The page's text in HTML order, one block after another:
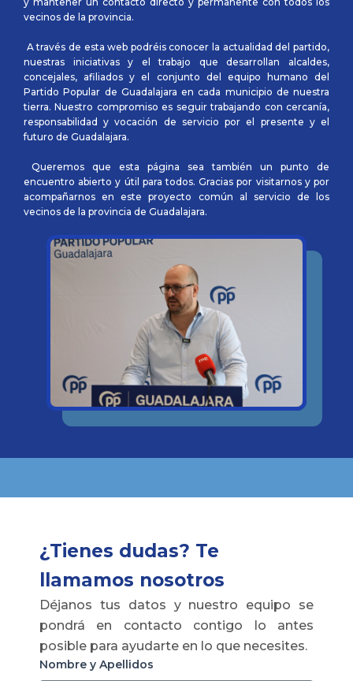
vecinos de la provincia.
A través de esta web podréis conocer la actualidad del partido,
nuestras iniciativas y el trabajo que desarrollan alcaldes,
concejales, afiliados y el conjunto del equipo humano del
Partido Popular de Guadalajara en cada municipio de nuestra
tierra. Nuestro compromiso es seguir trabajando con cercanía,
responsabilidad y vocación de servicio por el presente y el
futuro de Guadalajara.
Queremos que esta página sea también un punto de
encuentro abierto y útil para todos. Gracias por visitarnos y por
acompañarnos en este proyecto común al servicio de los
vecinos de la provincia de Guadalajara.
¿Tienes dudas? Te
llamamos nosotros
Déjanos tus datos y nuestro equipo se
pondrá en contacto contigo lo antes
posible para ayudarte en lo que necesites.
Nombre y Apellidos